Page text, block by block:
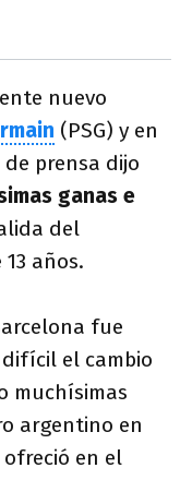
nuevo
(PSG) y en
prensa dijo
ganas e
del
años.
fue
el cambio
muchísimas
argentino en
en el